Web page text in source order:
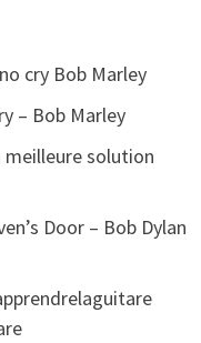
cry Bob Marley
– Bob Marley
meilleure solution
Door – Bob Dylan